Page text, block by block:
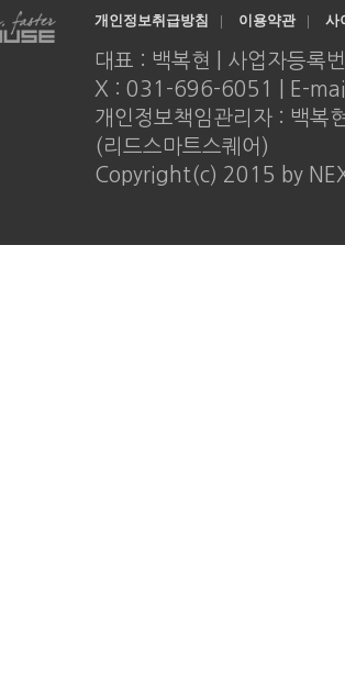
개인정보취급방침 | 이용약관 | 사
대표 : 백복현 | 사업자등
X : 031-696-6051 | E-
개인정보책임관리자 : 백복
(리드스마트스퀘어)
Copyright(c) 2015 by